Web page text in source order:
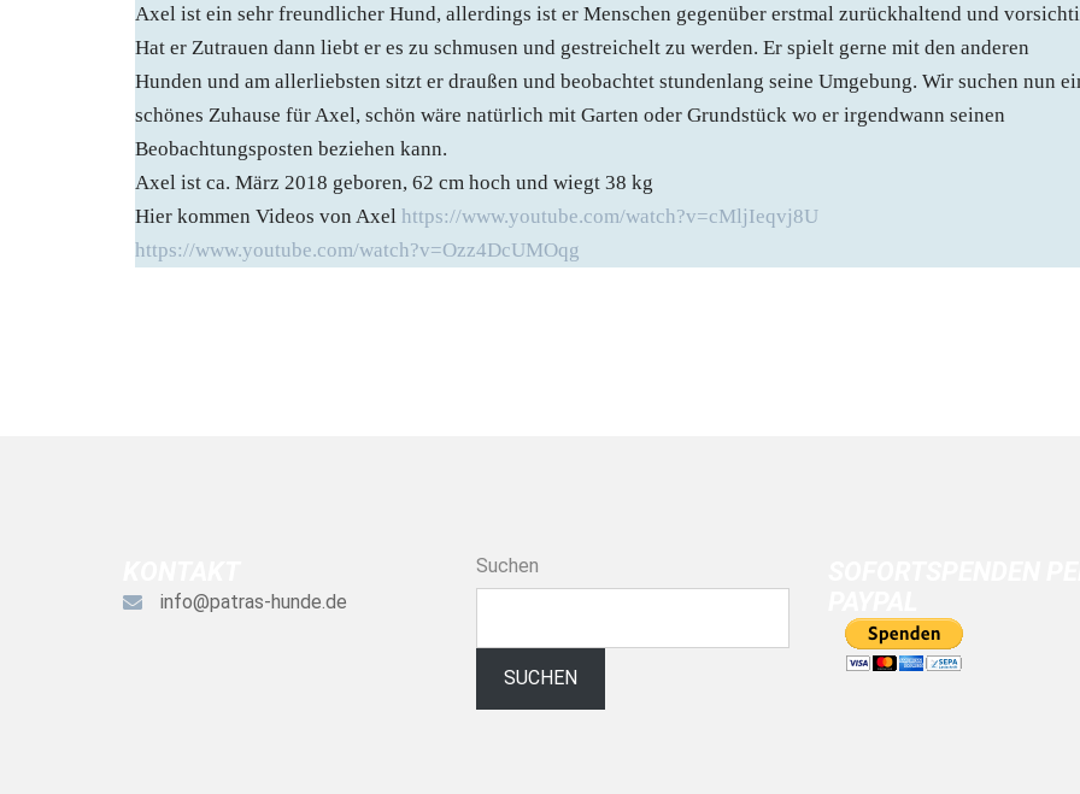
Axel ist ein sehr freundlicher Hund, allerdings ist er Menschen gegenüber erstmal zurückhaltend und
Hat er Zutrauen dann liebt er es zu schmusen und gestreichelt zu werden. Er spielt gerne mit den anderen
Hunden und am allerliebsten sitzt er draußen und beobachtet stundenlang seine Umgebung. Wir suchen nun
schönes Zuhause für Axel, schön wäre natürlich mit Garten oder Grundstück wo er irgendwann seinen
Beobachtungsposten beziehen kann.
Axel ist ca. März 2018 geboren, 62 cm hoch und wiegt 38 kg
Hier kommen Videos von Axel https://www.youtube.com/watch?v=cMljIeqvj8U
https://www.youtube.com/watch?v=Ozz4DcUMOqg
info@patras-hunde.de
Suchen
SUCHEN